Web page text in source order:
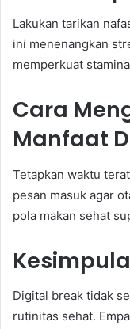
Lakukan tarikan
ini menenangkan
memperkuat
Cara
Manfaat
Tetapkan waktu
pesan masuk agar
pola makan sehat
Digital break tidak
rutinitas sehat.